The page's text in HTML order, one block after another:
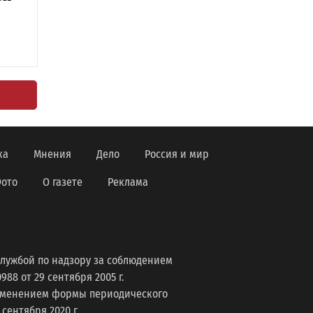
Мнения Дело Россия и мир
О газете Реклама
по надзору за соблюдением
от 29 сентября 2005 г.
формы периодического